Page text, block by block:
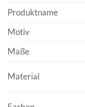
Produktname
Motiv
Maße
Material